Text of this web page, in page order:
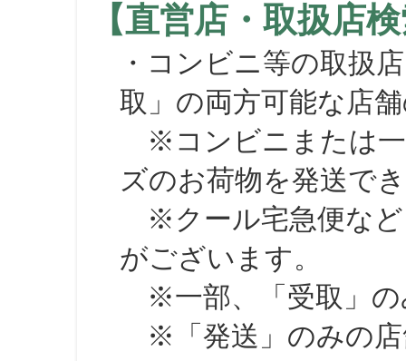
【直営店・取扱店
・コンビニ等の取扱
取」の両方可能な店
※コンビニまたは一
ズのお荷物を発送で
※クール宅急便など
がございます。
※一部、「受取」の
※「発送」のみの店